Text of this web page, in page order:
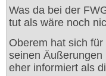
Was da bei der
tut als wäre noch
Oberem hat sich
seinen
eher informiert als